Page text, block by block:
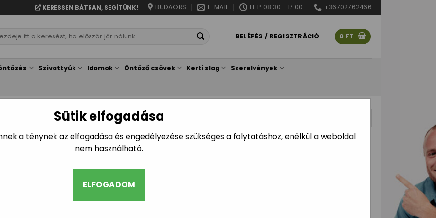
Sütik elfogadása
a ténynek az elfogadása és engedélyezése szükséges a folytatáshoz, enélkül a weboldal
nem használható.
ELFOGADOM
KERESSEN BÁTRAN, SEGÍTÜNK! BUDAÖRS E-MAIL H-P 08:30 - 17:00 +36702762466
BELÉPÉS / REGISZTRÁCIÓ 0 FT
Szivattyúk Idomok Öntöző csövek Kerti slag Szerelvények
ESŐÉRZÉKELŐK Mind a(z) 5 találat megjelenítve